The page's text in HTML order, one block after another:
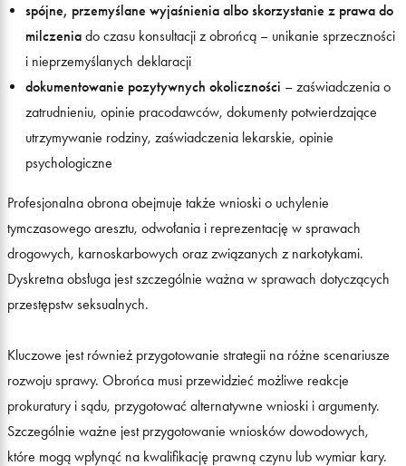
spójne, przemyślane wyjaśnienia albo skorzystanie z prawa do
milczenia do czasu konsultacji z obrońcą – unikanie sprzeczności
i nieprzemyślanych deklaracji
dokumentowanie pozytywnych okoliczności – zaświadczenia o
zatrudnieniu, opinie pracodawców, dokumenty potwierdzające
utrzymywanie rodziny, zaświadczenia lekarskie, opinie
psychologiczne
Profesjonalna obrona obejmuje także wnioski o uchylenie
tymczasowego aresztu, odwołania i reprezentację w sprawach
drogowych, karnoskarbowych oraz związanych z narkotykami.
Dyskretna obsługa jest szczególnie ważna w sprawach dotyczących
przestępstw seksualnych.
Kluczowe jest również przygotowanie strategii na różne scenariusze
rozwoju sprawy. Obrońca musi przewidzieć możliwe reakcje
prokuratury i sądu, przygotować alternatywne wnioski i argumenty.
Szczególnie ważne jest przygotowanie wniosków dowodowych,
które mogą wpłynąć na kwalifikację prawną czynu lub wymiar kary.